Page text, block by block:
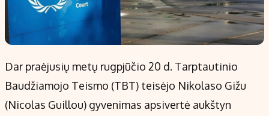
Dar praėjusių metų rugpjūčio 20 d. Tarptautinio
Baudžiamojo Teismo (TBT) teisėjo Nikolaso Gižu
(Nicolas Guillou) gyvenimas apsivertė aukštyn